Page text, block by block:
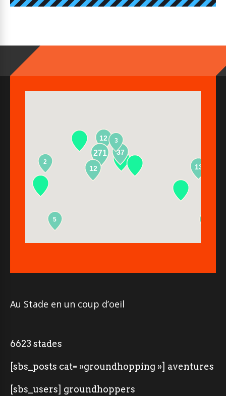
12
271
13
37
2
5
12
3
Au Stade en un coup d’oeil
6623 stades
[sbs_posts cat= »groundhopping »] aventures
[sbs_users] groundhoppers